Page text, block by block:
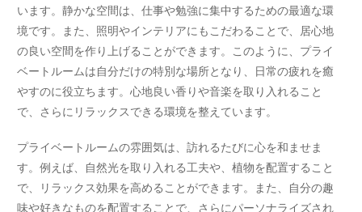
います。静かな空間は、仕事や勉強に集中するための最適な環
境です。また、照明やインテリアにもこだわることで、居心地
の良い空間を作り上げることができます。このように、プライ
ベートルームは自分だけの特別な場所となり、日常の疲れを癒
やすのに役立ちます。心地良い香りや音楽を取り入れること
で、さらにリラックスできる環境を整えています。
プライベートルームの雰囲気は、訪れるたびに心を和ませま
す。例えば、自然光を取り入れる工夫や、植物を配置すること
で、リラックス効果を高めることができます。また、自分の趣
味や好きなものを配置することで、さらにパーソナライズされ